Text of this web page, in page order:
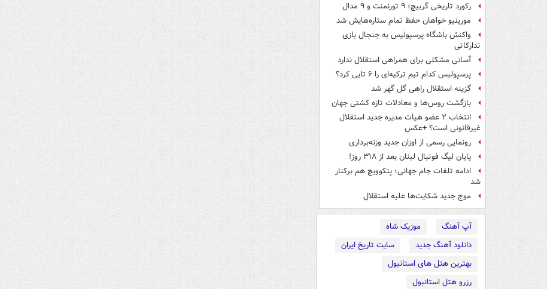
رکورد تاریخی گربیچ؛ ۹ تورنمنت و ۹ مدال
مورینیو خواهان حفظ تمام ستاره‌هایش شد
واکنش باشگاه پرسپولیس به جنجال بازی
تدارکاتی
آسانی مشکلی برای همراهی استقلال ندارد
پرسپولیس کدام تیم ترکیه‌ای را ۶ تایی کرد؟
گزینه استقلال راهی گل گهر شد
بازگشت روس‌ها و معادلات تازه کشتی جهان
انتخاب ۲ عضو هیات مدیره جدید استقلال
غیرقانونی است؟ +عکس
رونمایی رسمی از اوزان جدید وزنه‌برداری
پایان لیگ فوتبال لبنان بعد از ۳۱۸ روز!
ادامه تلفات جام جهانی؛ پتکوویچ هم برکنار
شد
موج جدید شکایت‌ها علیه استقلال
آپ آهنگ
موزیک شاه
دانلود آهنگ جدید
سایت تاریخ ایران
بهترین هتل های استانبول
رزرو هتل استانبول